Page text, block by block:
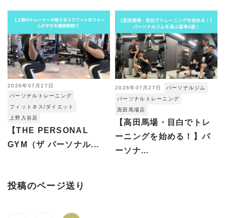
2026年07月27日
パーソナルトレーニング
フィットネス/ダイエット
上野入谷店
【THE PERSONAL
GYM（ザ パーソナル...
2026年07月27日
パーソナルジム
パーソナルトレーニング
高田馬場店
【高田馬場・目白でトレ
ーニングを始める！】パ
ーソナ...
投稿のページ送り